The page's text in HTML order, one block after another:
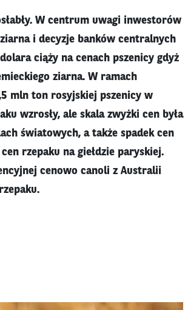
W centrum uwagi inwestorów
i decyzje banków centralnych
ciąży na cenach pszenicy gdyż
ziarna. W ramach
mln ton rosyjskiej pszenicy w
wzrosły, ale skala zwyżki cen była
światowych, a także spadek cen
rzepaku na giełdzie paryskiej.
cenowo canoli z Australii